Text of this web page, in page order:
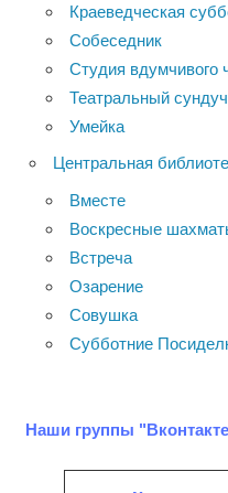
Краеведческая
Собеседник
Студия вдумчивого
Театральный
Умейка
Центральная
Вместе
Воскресные
Встреча
Озарение
Совушка
Субботние
Наши группы